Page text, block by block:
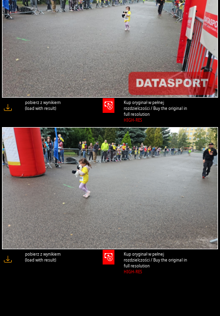
pobierz z wynikiem
(load with result)
Kup oryginał w pełnej
rozdzielczości / Buy the original in
full resolution
HIGH-RES
pobierz z wynikiem
(load with result)
Kup oryginał w pełnej
rozdzielczości / Buy the original in
full resolution
HIGH-RES